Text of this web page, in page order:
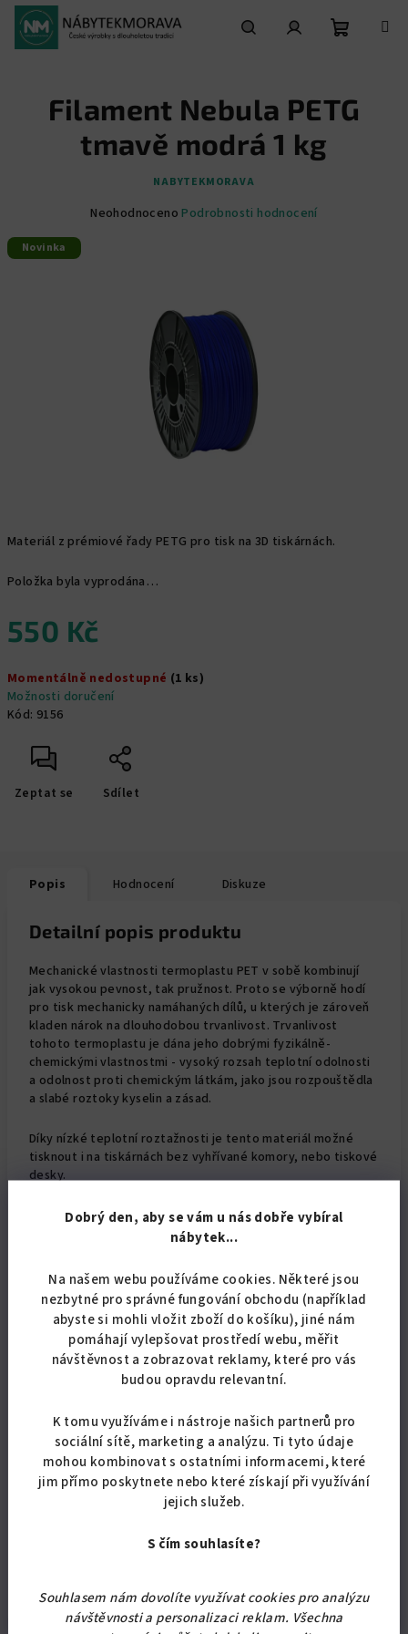
Dobrý den, aby se vám u nás dobře vybíral
nábytek...
Na našem webu používáme cookies. Některé jsou
nezbytné pro správné fungování obchodu (například
abyste si mohli vložit zboží do košíku), jiné nám
pomáhají vylepšovat prostředí webu, měřit
návštěvnost a zobrazovat reklamy, které pro vás
budou opravdu relevantní.
K tomu využíváme i nástroje našich partnerů pro
sociální sítě, marketing a analýzu. Ti tyto údaje
mohou kombinovat s ostatními informacemi, které
jim přímo poskytnete nebo které získají při využívání
jejich služeb.
S čím souhlasíte?
Souhlasem nám dovolíte využívat cookies pro analýzu
návštěvnosti a personalizaci reklam. Všechna
Přejít
obsah
košík
Materiál z prémiové řady PETG pro tisk na 3D tiskárnách.
Položka byla vyprodána…
550 Kč
cena:
Momentálně nedostupné (1 ks)
Možnosti doručení
Kód: 9156
Zeptat se Sdílet
Filament Nebula PETG
tmavě modrá 1 kg
NABYTEKMORAVA
Průměrné
hvězdiček.
Neohodnoceno Podrobnosti hodnocení
Novinka
Popis Hodnocení Diskuze
Detailní popis produktu
Mechanické vlastnosti termoplastu PET v sobě kombinují
jak vysokou pevnost, tak pružnost. Proto se výborně hodí
pro tisk mechanicky namáhaných dílů, u kterých je zároveň
kladen nárok na dlouhodobou trvanlivost. Trvanlivost
tohoto termoplastu je dána jeho dobrými fyzikálně-
chemickými vlastnostmi - vysoký rozsah teplotní odolnosti
a odolnost proti chemickým látkám, jako jsou rozpouštědla
a slabé roztoky kyselin a zásad.
Díky nízké teplotní roztažnosti je tento materiál možné
tisknout i na tiskárnách bez vyhřívané komory, nebo tiskové
desky.
Teplota podložky: 0-40 °C (stačí plochu
podlepit základním lepidlem, například
Kores)
Průměr filamentu: 1,75 mm
Tolerance průměru: +/- 0,05 mm
Hmotnost cívky včetně obalu: 1,4 kg.
Doplňkové parametry
Kategorie:
Filament pro 3D tiskárny
8594207954751